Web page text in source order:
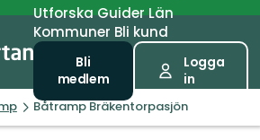
UtforskaGuiderLän
Kommuner Bli kund
Bli
medlem
Logga
in
Båtramp Bräkentorpasjön